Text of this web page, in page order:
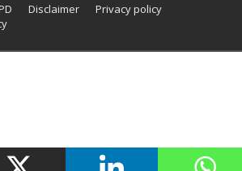
Disclaimer
Privacy policy